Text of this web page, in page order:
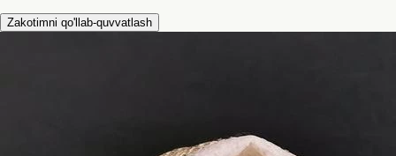
Zakotimni qo'llab-quvvatlash